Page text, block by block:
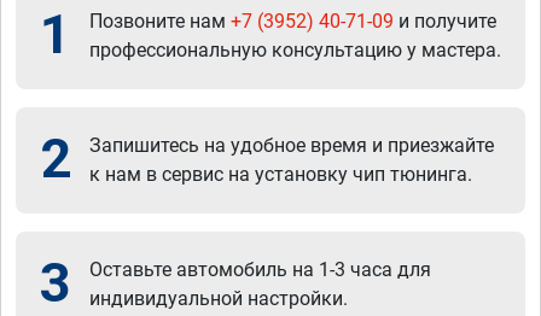
1 Позвоните нам +7 (3952) 40-71-09 и получите
профессиональную консультацию у мастера.
2
Запишитесь на удобное время и приезжайте
к нам в сервис на установку чип тюнинга.
3
Оставьте автомобиль на 1-3 часа для
индивидуальной настройки.